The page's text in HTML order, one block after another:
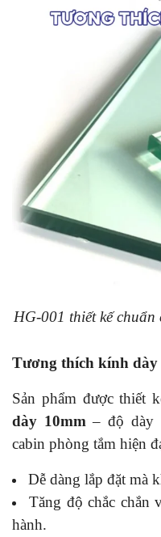
HG-001 thiết kế
Tương thích kính dày
Sản phẩm được thiết
dày 10mm – độ dày
cabin phòng tắm hiện
Dễ dàng lắp đặt mà
Tăng độ chắc chắn
hành.